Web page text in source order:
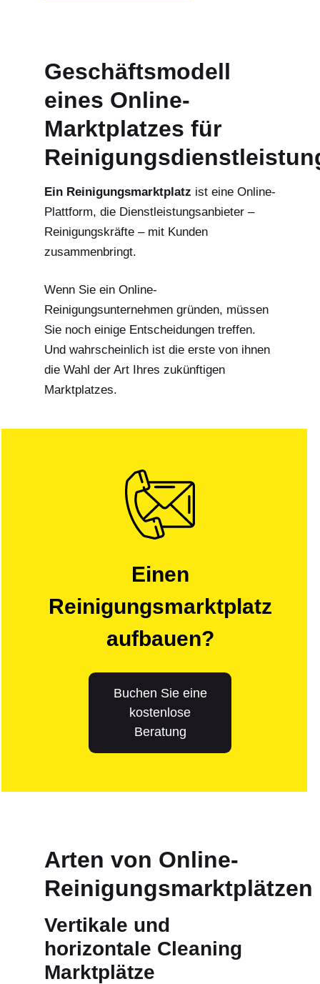
Geschäftsmodell
eines Online-
Marktplatzes für
Ein Reinigungsmarktplatz ist eine Online-
Plattform, die Dienstleistungsanbieter –
Reinigungskräfte – mit Kunden
zusammenbringt.
Wenn Sie ein Online-
Reinigungsunternehmen gründen, müssen
Sie noch einige Entscheidungen treffen.
Und wahrscheinlich ist die erste von ihnen
die Wahl der Art Ihres zukünftigen
Marktplatzes.
Einen
Reinigungsmarktplatz
aufbauen?
Buchen Sie eine
kostenlose
Beratung
Arten von Online-
Reinigungsmarktplätzen
Vertikale und
horizontale Сleaning
Marktplätze